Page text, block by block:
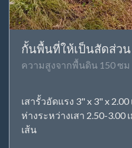
กั้นพื้นที่ให้เป็นสัดส่ว
ความสูงจากพื้นดิน 150 ซม
เสารั้วอัดแรง 3" x 3" x
ห่างระหว่างเสา 2.50-
เส้น